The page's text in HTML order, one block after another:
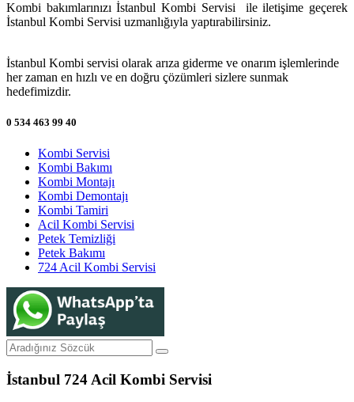
Kombi bakımlarınızı İstanbul Kombi Servisi ile iletişime geçerek
İstanbul Kombi Servisi uzmanlığıyla yaptırabilirsiniz.
İstanbul Kombi servisi olarak arıza giderme ve onarım işlemlerinde
her zaman en hızlı ve en doğru çözümleri sizlere sunmak
hedefimizdir.
0 534 463 99 40
Kombi Servisi
Kombi Bakımı
Kombi Montajı
Kombi Demontajı
Kombi Tamiri
Acil Kombi Servisi
Petek Temizliği
Petek Bakımı
724 Acil Kombi Servisi
İstanbul 724 Acil Kombi Servisi